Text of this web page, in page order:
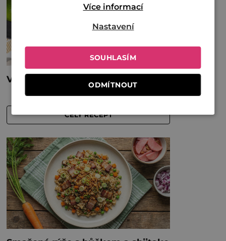
Více informací
SOUHLASÍM
ODMÍTNOUT
Nastavení